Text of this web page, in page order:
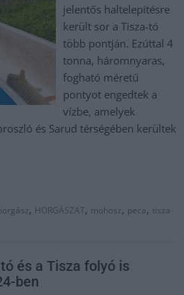
jelentős haltelepítésre
került sor a Tisza-tó
több pontján. Ezúttal 4
tonna, háromnyaras,
fogható méretű
pontyot engedtek a
vízbe, amelyek
és Sarud térségében kerültek
, HORGÁSZAT, mohosz, peca, tisza-
és a Tisza folyó is
ben